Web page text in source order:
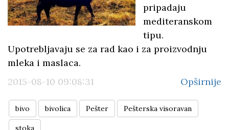
pripadaju
mediteranskom
tipu.
Upotrebljavaju se za rad kao i za proizvodnju
mleka i maslaca.
2015-08-10 09:08:31
Opširnije
bivo bivolica Pešter Pešterska visoravan
stoka